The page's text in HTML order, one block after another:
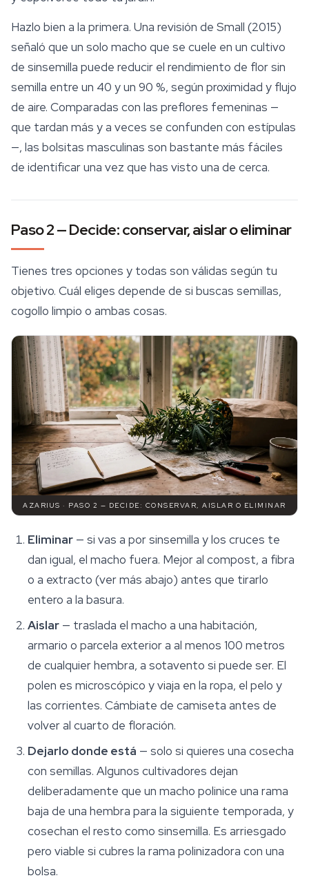
Hazlo bien a la primera. Una revisión de Small (2015)
señaló que un solo macho que se cuele en un cultivo
de sinsemilla puede reducir el rendimiento de flor sin
semilla entre un 40 y un 90 %, según proximidad y flujo
de aire. Comparadas con las preflores femeninas —
que tardan más y a veces se confunden con estípulas
—, las bolsitas masculinas son bastante más fáciles
de identificar una vez que has visto una de cerca.
Paso 2 — Decide: conservar, aislar o eliminar
Tienes tres opciones y todas son válidas según tu
objetivo. Cuál eliges depende de si buscas semillas,
cogollo limpio o ambas cosas.
AZARIUS · PASO 2 — DECIDE: CONSERVAR, AISLAR O ELIMINAR
Eliminar — si vas a por sinsemilla y los cruces te
dan igual, el macho fuera. Mejor al compost, a fibra
o a extracto (ver más abajo) antes que tirarlo
entero a la basura.
Aislar — traslada el macho a una habitación,
armario o parcela exterior a al menos 100 metros
de cualquier hembra, a sotavento si puede ser. El
polen es microscópico y viaja en la ropa, el pelo y
las corrientes. Cámbiate de camiseta antes de
volver al cuarto de floración.
Dejarlo donde está — solo si quieres una cosecha
con semillas. Algunos cultivadores dejan
deliberadamente que un macho polinice una rama
baja de una hembra para la siguiente temporada, y
cosechan el resto como sinsemilla. Es arriesgado
pero viable si cubres la rama polinizadora con una
bolsa.